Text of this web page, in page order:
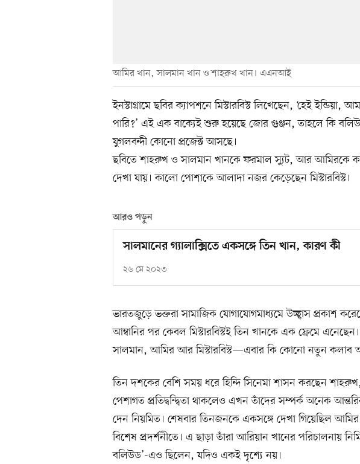
আমির খান, সালমান খান ও শাহরুখ খান। এএনআই
ইনস্টাগ্রামে ছবির ক্যাপশনে মিস্টারবিস্ট লিখেছেন, ‘হেই
পারি?’ এই এক বাক্যেই শুরু হয়েছে জোর গুঞ্জন, তাহলে কি
যুগলবন্দী কোনো প্রজেক্ট আসছে।
ছবিতে শাহরুখ ও সালমান খানকে ফরমাল স্যুট, আর আমিরকে
দেখা যায়। কালো পোশাকে আলাদা নজর কেড়েছেন মিস্টারবিস্ট।
আরও পড়ুন
সালমানের গ্যালাক্সিতে একসঙ্গে তিন খান, কারণ কী
২৬ মে ২০২৩
ভারতজুড়ে ভক্তরা সামাজিক যোগাযোগমাধ্যমে উচ্ছ্বাস প্রকাশ
আম্বানির পর কেবল মিস্টারবিস্টই তিন খানকে এক ফ্রেমে
সালমান, আমির আর মিস্টারবিস্ট—এবার কি কোনো নতুন কলাব
তিন দশকের বেশি সময় ধরে হিন্দি সিনেমা শাসন করছেন
পেশাগত প্রতিদ্বন্দ্বিতা থাকলেও এখন তাঁদের সম্পর্ক অনেক
দেন নিয়মিত। শেষবার তিনজনকে একসঙ্গে দেখা গিয়েছিল আমির
বিশেষ প্রদর্শনীতে। এ ছাড়া তাঁরা আরিয়ান খানের পরিচালনায়
বলিউড’-এও ছিলেন, যদিও একই দৃশ্যে নয়।